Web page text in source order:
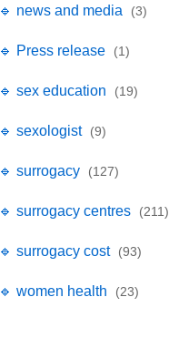
🔹 news and media (3)
🔹 Press release (1)
🔹 sex education (19)
🔹 sexologist (9)
🔹 surrogacy (127)
🔹 surrogacy centres (211)
🔹 surrogacy cost (93)
🔹 women health (23)